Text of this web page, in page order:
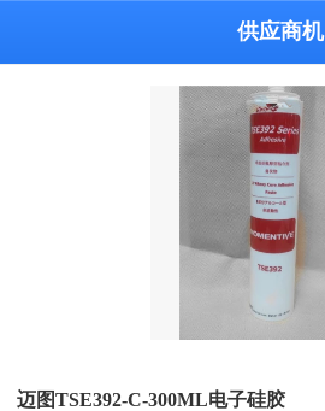
供应商机
迈图TSE392-C-300ML电子硅胶